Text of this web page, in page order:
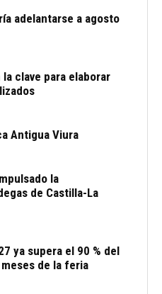
adelantarse a agosto
clave para elaborar
Antigua Viura
la
de Castilla-La
ya supera el 90 % del
de la feria